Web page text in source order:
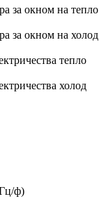
за окном на тепло
за окном на холод
тепло
холод
ф)